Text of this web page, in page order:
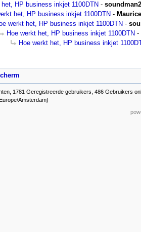
het, HP business inkjet 1100DTN - soundman2
het, HP business inkjet 1100DTN - Maurice
werkt het, HP business inkjet 1100DTN -
Hoe werkt het, HP business inkjet 1100DTN -
Hoe werkt het, HP business inkjet
1781 Geregistreerde gebruikers, 486 Gebruikers
Amsterdam)